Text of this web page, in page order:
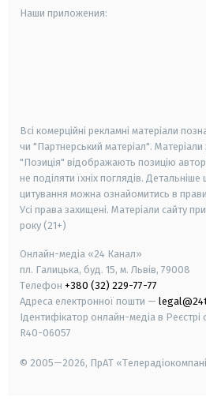
Наши приложения:
Всі комерційні рекламні матеріали
чи "Партнерський матеріал".
"Позиція" відображають позицію
не поділяти їхніх поглядів.
цитування можна ознайомитись в
Усі права захищені. Матеріали сайту
року (21+)
Онлайн-медіа «24 Канал»
пл. Галицька, буд. 15, м. Львів, 79008
Телефон +380 (32) 229-77-77
Адреса електронної пошти —
Ідентифікатор онлайн-медіа в Реєстрі
R40-06057
© 2005—2026, ПрАТ